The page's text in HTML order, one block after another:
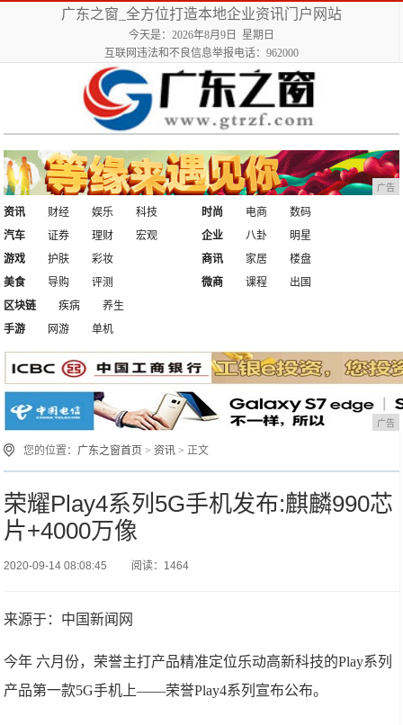
广东之窗_全方位打造本地企业资讯门户网站
今天是：2026年8月9日 星期日
互联网违法和不良信息举报电话：962000
广告
资讯 财经 娱乐
科技
汽车
证券 理财 宏观
时尚 电商
数码
企业
八卦
明星
游戏
护肤
彩妆
美食
导购 评测
商讯 家居
楼盘
微商
课程
出国
区块链
疾病
养生
手游
网游 单机
广告
您的位置： 广东之窗首页 >资讯 > 正文
荣耀Play4系列5G手机发布:麒麟990芯
片+4000万像
2020-09-14 08:08:45 阅读：1464
来源于：中国新闻网
今年 六月份，荣誉主打产品精准定位乐动高新科技的Play系列
产品第一款5G手机上——荣誉Play4系列宣布公布。